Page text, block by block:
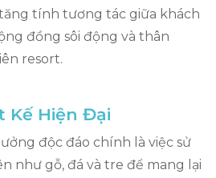
tính tương tác giữa khách
đồng sôi động và thân
resort.
Kế Hiện Đại
độc đáo chính là việc sử
như gỗ, đá và tre để mang lại